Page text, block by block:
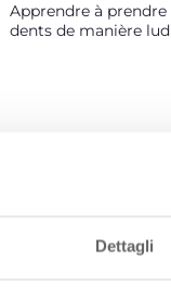
Dettagli
Apprendre à prendre
dents de manière